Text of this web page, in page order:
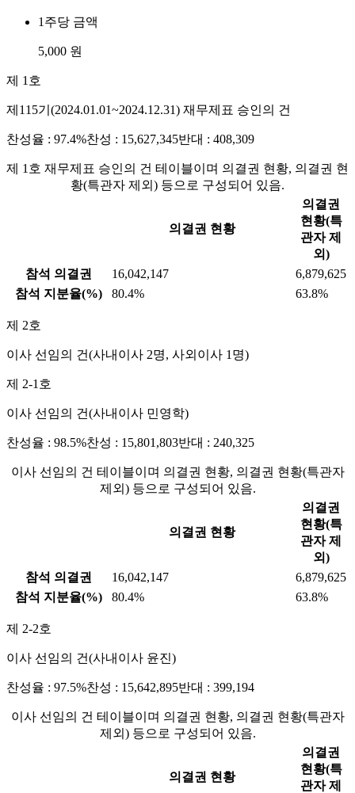
1주당 금액
5,000 원
제 1호
제115기(2024.01.01~2024.12.31) 재무제표 승인의 건
찬성율 : 97.4%찬성 : 15,627,345반대 : 408,309
제 1호 재무제표 승인의 건 테이블이며 의결권 현황, 의결권 현
황(특관자 제외) 등으로 구성되어 있음.
의결권 현황
의결권
현황(특
관자 제
외)
참석 의결권
16,042,147
6,879,625
참석 지분율(%)
80.4% 63.8%
제 2호
이사 선임의 건(사내이사 2명, 사외이사 1명)
제 2-1호
이사 선임의 건(사내이사 민영학)
찬성율 : 98.5%찬성 : 15,801,803반대 : 240,325
이사 선임의 건 테이블이며 의결권 현황, 의결권 현황(특관자
제외) 등으로 구성되어 있음.
의결권 현황
의결권
현황(특
관자 제
외)
참석 의결권
16,042,147
6,879,625
참석 지분율(%)
80.4% 63.8%
제 2-2호
이사 선임의 건(사내이사 윤진)
찬성율 : 97.5%찬성 : 15,642,895반대 : 399,194
이사 선임의 건 테이블이며 의결권 현황, 의결권 현황(특관자
제외) 등으로 구성되어 있음.
의결권 현황
의결권
현황(특
관자 제